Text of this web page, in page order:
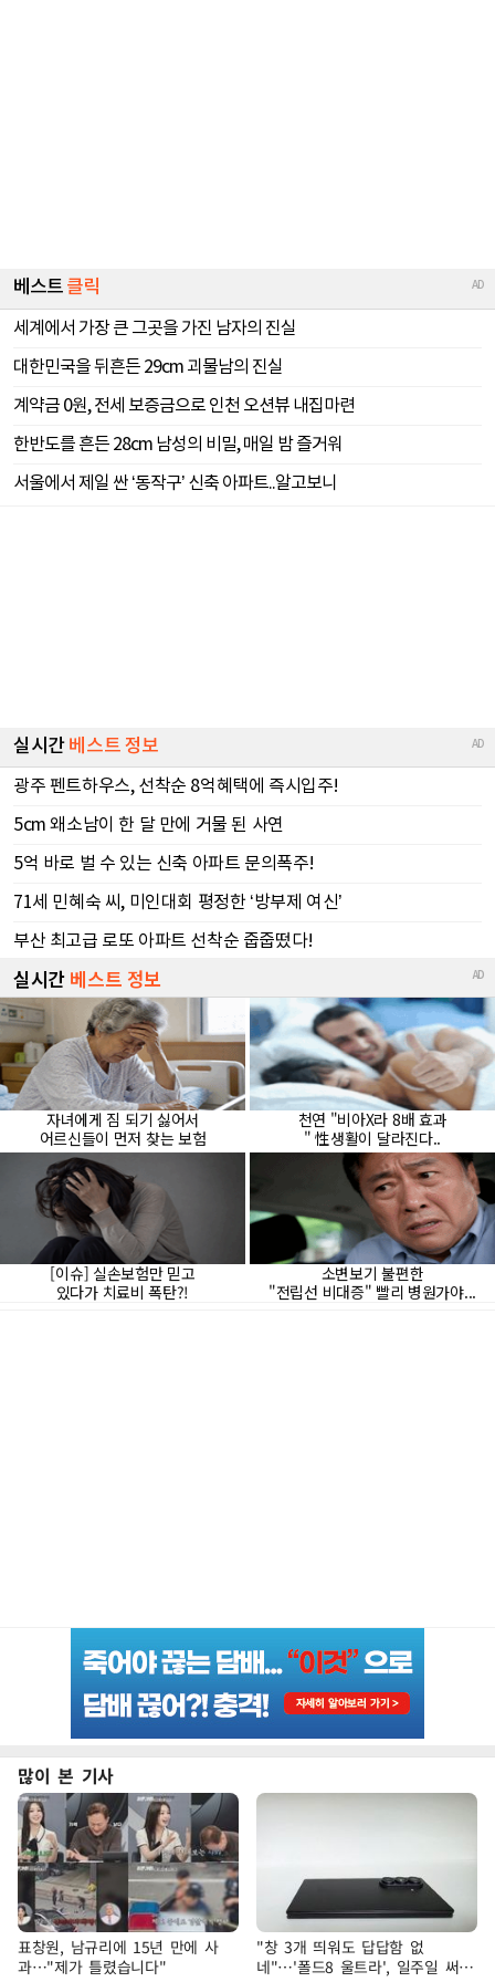
많이 본 기사
표창원, 남규리에 15년 만에 사
과…"제가 틀렸습니다"
"창 3개 띄워도 답답함 없
네"…'폴드8 울트라', 일주일 써보